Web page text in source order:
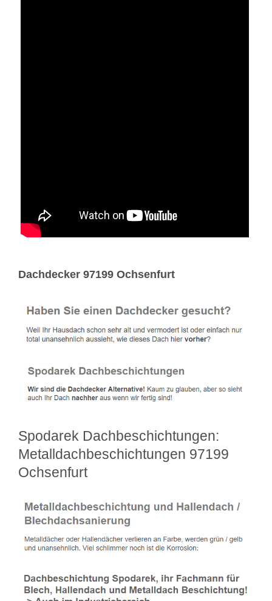
Dachdecker 97199 Ochsenfurt
Spodarek Dachbeschichtungen:
Metalldachbeschichtungen 97199
Ochsenfurt